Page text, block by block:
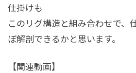
仕掛けも
このリグ構造と組み合わせで、
ぼ解剖できるかと思います。
【関連動画】